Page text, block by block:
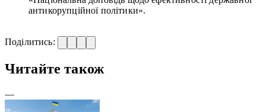
антикорупційної політики».
Поділитись:
Читайте також
—